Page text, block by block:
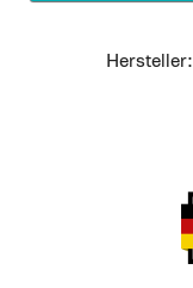
Hersteller: